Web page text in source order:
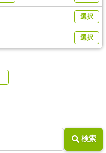
選択
選択
検索